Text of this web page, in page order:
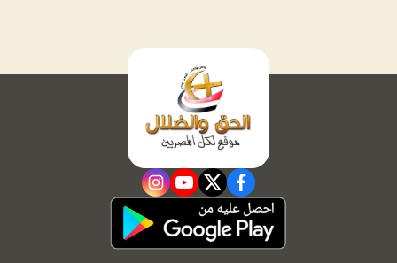
facebook
twitter
youtube
instagram